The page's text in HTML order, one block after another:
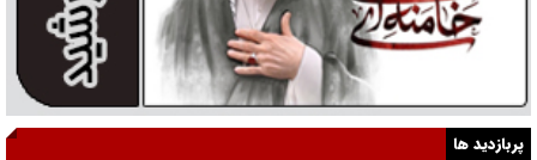
پربازدید ها